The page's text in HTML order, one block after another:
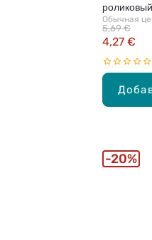
Обычная
4,27 €
5,69 €
20%